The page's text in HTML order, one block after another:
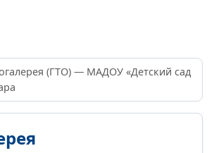
(ГТО) — МАДОУ «Детский сад